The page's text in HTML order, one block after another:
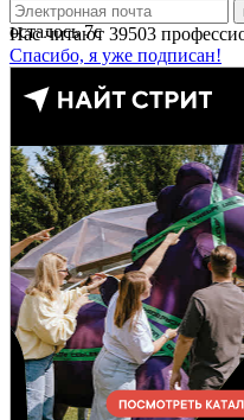
Нас читают 39503
Спасибо, я уже подписан!
осталось7с